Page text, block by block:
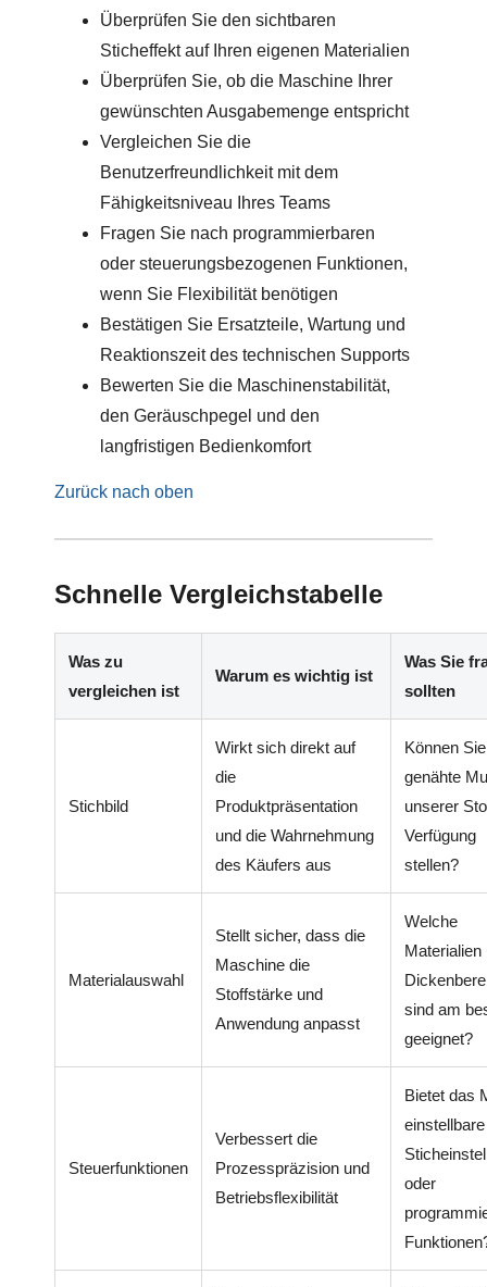
Überprüfen Sie den sichtbaren
Sticheffekt auf Ihren eigenen Materialien
Überprüfen Sie, ob die Maschine Ihrer
gewünschten Ausgabemenge entspricht
Vergleichen Sie die
Benutzerfreundlichkeit mit dem
Fähigkeitsniveau Ihres Teams
Fragen Sie nach programmierbaren
oder steuerungsbezogenen Funktionen,
wenn Sie Flexibilität benötigen
Bestätigen Sie Ersatzteile, Wartung und
Reaktionszeit des technischen Supports
Bewerten Sie die Maschinenstabilität,
den Geräuschpegel und den
langfristigen Bedienkomfort
Zurück nach oben
Schnelle Vergleichstabelle
Was zu
vergleichen ist
Warum es wichtig ist
Was Sie
sollten
Stichbild
Wirkt sich direkt auf
die
Produktpräsentation
und die Wahrnehmung
des Käufers aus
Können Sie
genähte
unserer
Verfügung
stellen?
Materialauswahl
Stellt sicher, dass die
Maschine die
Stoffstärke und
Anwendung anpasst
Welche
Materialien
sind am
geeignet?
Steuerfunktionen
Verbessert die
Prozesspräzision und
Betriebsflexibilität
Bietet das
einstellbare
oder